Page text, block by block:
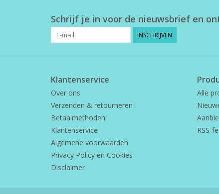
Schrijf je in voor de nieuwsbrief en
INSCHRIJVEN
Klantenservice
Over ons
Verzenden & retourneren
Betaalmethoden
Klantenservice
Algemene voorwaarden
Privacy Policy en Cookies
Disclaimer
Alle
RSS-